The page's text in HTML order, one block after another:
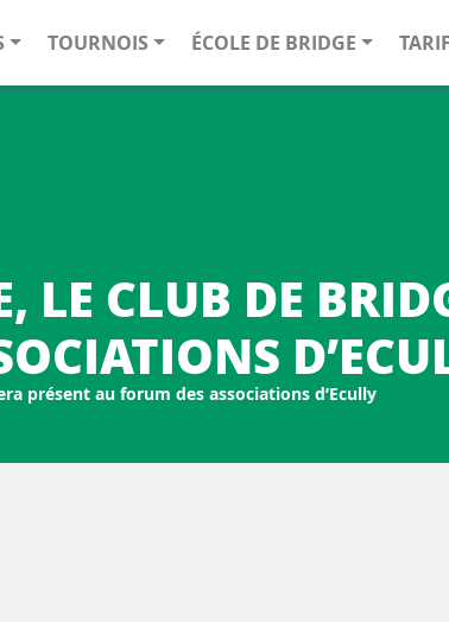
TOURNOIS ÉCOLE DE BRIDGE
LE CLUB DE
présent au forum des associations d’Ecully